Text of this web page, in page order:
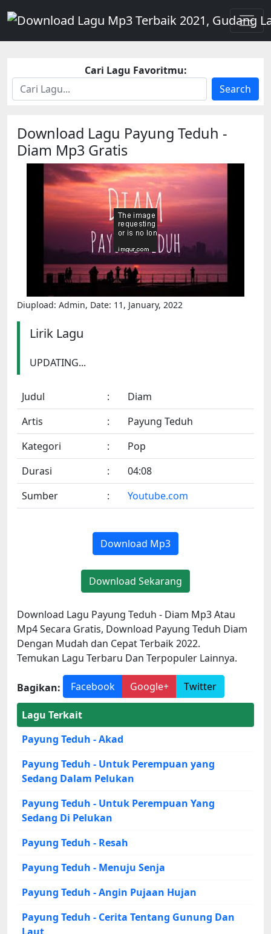
Cari Lagu Favoritmu:
Search
Download Lagu Payung Teduh -
Diam Mp3 Gratis
Diupload: Admin, Date: 11, January, 2022
Lirik Lagu
UPDATING...
Judul :
Diam
Artis
:
Payung Teduh
Kategori
:
Pop
Durasi
:
04:08
Sumber
: Youtube.com
Download Mp3
Download Sekarang
Download Lagu Payung Teduh - Diam Mp3 Atau
Mp4 Secara Gratis, Download Payung Teduh Diam
Dengan Mudah dan Cepat Terbaik 2022.
Temukan Lagu Terbaru Dan Terpopuler Lainnya.
Bagikan: Facebook Google+ Twitter
Lagu Terkait
Payung Teduh - Akad
Payung Teduh - Untuk Perempuan yang
Sedang Dalam Pelukan
Payung Teduh - Untuk Perempuan Yang
Sedang Di Pelukan
Payung Teduh - Resah
Payung Teduh - Menuju Senja
Payung Teduh - Angin Pujaan Hujan
Payung Teduh - Cerita Tentang Gunung Dan
Laut